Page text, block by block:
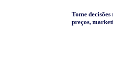
Tome
preços,